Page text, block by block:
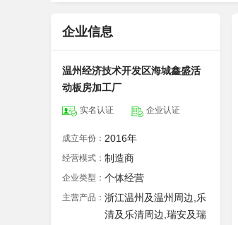
企业信息
温州经济技术开发区海城鑫盛活
动板房加工厂
实名认证 企业认证
成立年份： 2016年
经营模式： 制造商
企业类型： 个体经营
主营产品： 浙江温州及温州周边,乐
清及乐清周边,瑞安及瑞